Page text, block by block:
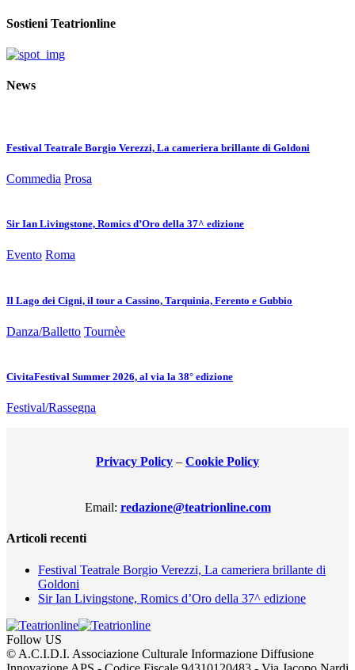
Sostieni Teatrionline
News
Festival Teatrale Borgio Verezzi, La cameriera brillante di Goldoni
Commedia Prosa
Sir Ian Livingstone, Romics d’Oro della 37^ edizione
Evento Roma
Il Lago dei Cigni, il tour a Cassino, Tarquinia, Ferento e Gubbio
Danza/Balletto Tournèe
CivitaFestival Summer 2026, al via la 38° edizione
Festival/Rassegna
Privacy Policy – Cookie Policy
Email: redazione@teatrionline.com
Articoli recenti
Festival Teatrale Borgio Verezzi, La cameriera brillante di
Goldoni
Sir Ian Livingstone, Romics d’Oro della 37^ edizione
Follow US
© A.C.I.D.I. Associazione Culturale Informazione Diffusione